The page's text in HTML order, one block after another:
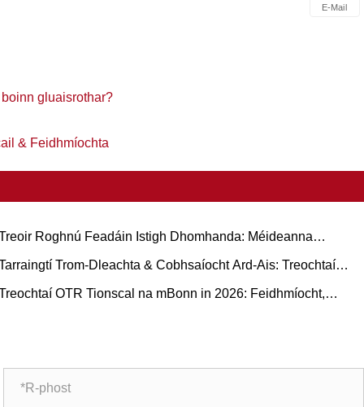
gluaisrothar?
& Feidhmíochta
Roghnú Feadáin Istigh Dhomhanda: Méideanna
agus Feidhmchláir Bunaithe ar Chás do Rubair
Trom-Dleachta & Cobhsaíocht Ard-Ais: Treochtaí
mBonn Rubair Trucaile agus Treoir Oibriúcháin
OTR Tionscal na mBonn in 2026: Feidhmíocht,
E-Mail